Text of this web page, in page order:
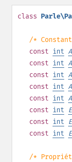
class
/*
const int
const int
const int
const int
const int
const int
const int
const int
/*